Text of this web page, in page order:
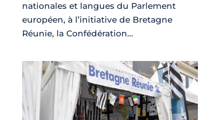
nationales et langues du Parlement
européen, à l’initiative de Bretagne
Réunie, la Confédération...